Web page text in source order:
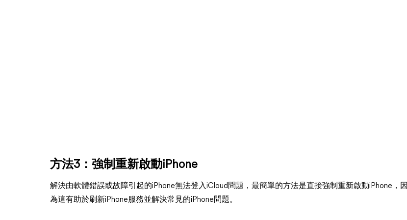
方法3：強制重新啟動iPhone
解決由軟體錯誤或故障引起的iPhone無法登入iCloud問題，最簡單的方法是直接強制重新啟動iPhone，因
為這有助於刷新iPhone服務並解決常見的iPhone問題。